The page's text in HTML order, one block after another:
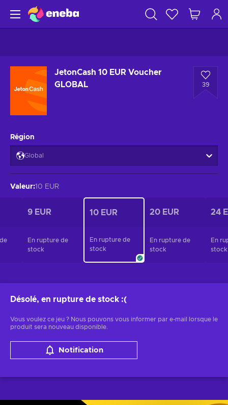
JetonCash 10 EUR Voucher
GLOBAL
39
Désolé, en rupture de stock :(
Vous voulez ce jeu ? Nous pouvons vous informer par e-mail lorsque le
produit sera nouveau disponible.
Notification
Région
Global
Valeur:10 EUR
9 EUR
En rupture de
stock
10 EUR
En rupture de
stock
20 EUR
En rupture de
stock
24
En
stock